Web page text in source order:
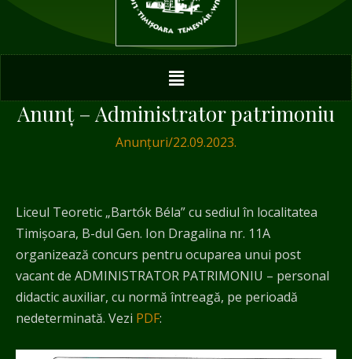
Menu
Anunț – Administrator patrimoniu
Anunțuri/22.09.2023.
Liceul Teoretic „Bartók Béla” cu sediul în localitatea
Timișoara, B-dul Gen. Ion Dragalina nr. 11A
organizează concurs pentru ocuparea unui post
vacant de ADMINISTRATOR PATRIMONIU – personal
didactic auxiliar, cu normă întreagă, pe perioadă
nedeterminată. Vezi PDF: